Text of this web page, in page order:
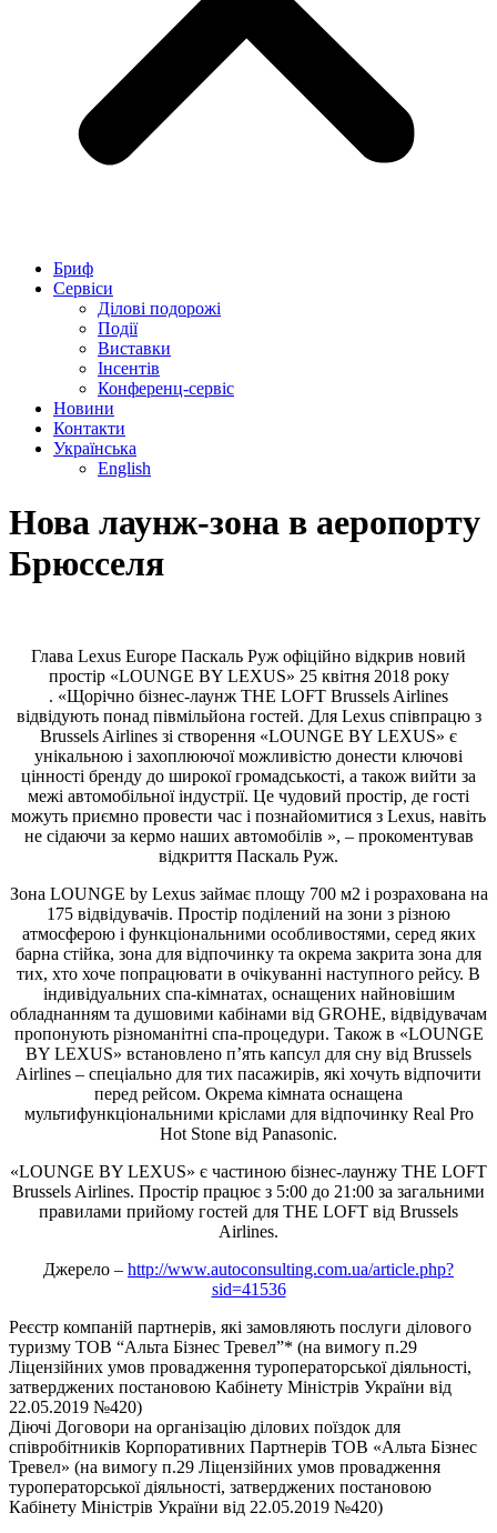
Бриф
Сервіси
Ділові подорожі
Події
Виставки
Інсентів
Конференц-сервіс
Новини
Контакти
Українська
English
Нова лаунж-зона в аеропорту
Брюсселя
Глава Lexus Europe Паскаль Руж офіційно відкрив новий
простір «LOUNGE BY LEXUS» 25 квітня 2018 року
. «Щорічно бізнес-лаунж THE LOFT Brussels Airlines
відвідують понад півмільйона гостей. Для Lexus співпрацю з
Brussels Airlines зі створення «LOUNGE BY LEXUS» є
унікальною і захоплюючої можливістю донести ключові
цінності бренду до широкої громадськості, а також вийти за
межі автомобільної індустрії. Це чудовий простір, де гості
можуть приємно провести час і познайомитися з Lexus, навіть
не сідаючи за кермо наших автомобілів », – прокоментував
відкриття Паскаль Руж.
Зона LOUNGE by Lexus займає площу 700 м2 і розрахована на
175 відвідувачів. Простір поділений на зони з різною
атмосферою і функціональними особливостями, серед яких
барна стійка, зона для відпочинку та окрема закрита зона для
тих, хто хоче попрацювати в очікуванні наступного рейсу. В
індивідуальних спа-кімнатах, оснащених найновішим
обладнанням та душовими кабінами від GROHE, відвідувачам
пропонують різноманітні спа-процедури. Також в «LOUNGE
BY LEXUS» встановлено п’ять капсул для сну від Brussels
Airlines – спеціально для тих пасажирів, які хочуть відпочити
перед рейсом. Окрема кімната оснащена
мультифункціональними кріслами для відпочинку Real Pro
Hot Stone від Panasonic.
«LOUNGE BY LEXUS» є частиною бізнес-лаунжу THE LOFT
Brussels Airlines. Простір працює з 5:00 до 21:00 за загальними
правилами прийому гостей для THE LOFT від Brussels
Airlines.
Джерело – http://www.autoconsulting.com.ua/article.php?
sid=41536
Реєстр компаній партнерів, які замовляють послуги ділового
туризму ТОВ “Альта Бізнес Тревел”* (на вимогу п.29
Ліцензійних умов провадження туроператорської діяльності,
затверджених постановою Кабінету Міністрів України від
22.05.2019 №420)
Діючі Договори на організацію ділових поїздок для
співробітників Корпоративних Партнерів ТОВ «Альта Бізнес
Тревел» (на вимогу п.29 Ліцензійних умов провадження
туроператорської діяльності, затверджених постановою
Кабінету Міністрів України від 22.05.2019 №420)